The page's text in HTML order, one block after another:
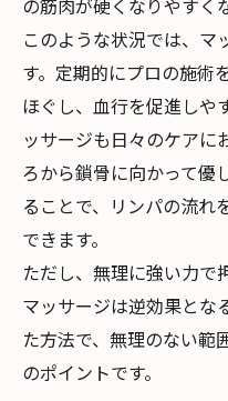
の筋肉が硬くなりやすく
このような状況では、マ
す。定期的にプロの施術
ほぐし、血行を促進しや
ッサージも日々のケアに
ろから鎖骨に向かって優
ることで、リンパの流れ
できます。
ただし、無理に強い力で
マッサージは逆効果とな
た方法で、無理のない範
のポイントです。